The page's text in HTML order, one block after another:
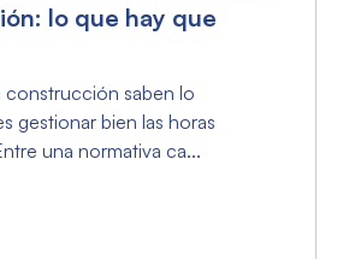
lo que hay que
construcción saben lo
gestionar bien las horas
una normativa ca...